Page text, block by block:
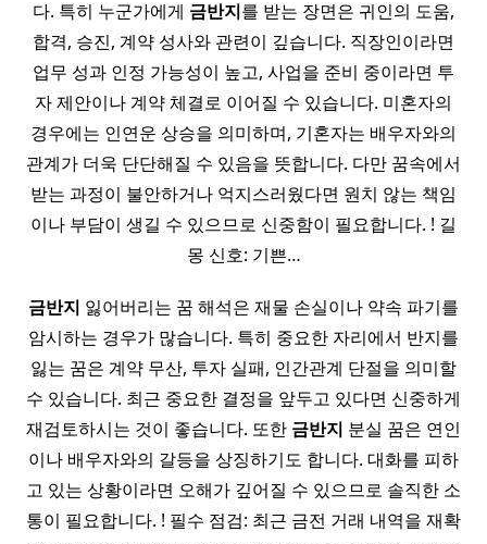
다. 특히 누군가에게 금반지를 받는 장면은 귀인의 도움,
합격, 승진, 계약 성사와 관련이 깊습니다. 직장인이라면
업무 성과 인정 가능성이 높고, 사업을 준비 중이라면 투
자 제안이나 계약 체결로 이어질 수 있습니다. 미혼자의
경우에는 인연운 상승을 의미하며, 기혼자는 배우자와의
관계가 더욱 단단해질 수 있음을 뜻합니다. 다만 꿈속에서
받는 과정이 불안하거나 억지스러웠다면 원치 않는 책임
이나 부담이 생길 수 있으므로 신중함이 필요합니다. ! 길
몽 신호: 기쁜…
금반지 잃어버리는 꿈 해석은 재물 손실이나 약속 파기를
암시하는 경우가 많습니다. 특히 중요한 자리에서 반지를
잃는 꿈은 계약 무산, 투자 실패, 인간관계 단절을 의미할
수 있습니다. 최근 중요한 결정을 앞두고 있다면 신중하게
재검토하시는 것이 좋습니다. 또한 금반지 분실 꿈은 연인
이나 배우자와의 갈등을 상징하기도 합니다. 대화를 피하
고 있는 상황이라면 오해가 깊어질 수 있으므로 솔직한 소
통이 필요합니다. ! 필수 점검: 최근 금전 거래 내역을 재확